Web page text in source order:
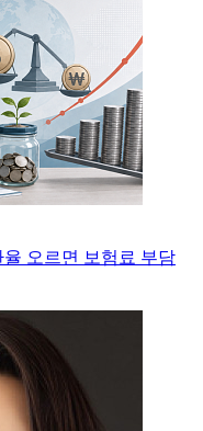
오르면 보험료 부담